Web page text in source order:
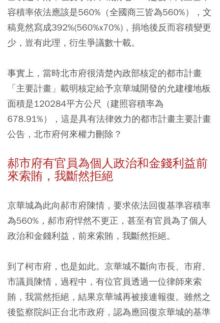
容積率依法應該是560%（全國商三皆為560%），文
稿竟然寫成392%(560%x70%)，捐地後反而容積變更
少，豈有此理，衍生爭議數十載。
事實上，當時北市府很清楚內政部核定的都市計畫
「主要計畫」載明核定給予京華城開發的允建樓地板
面積是120284平方公尺（建照容積率為
678.91%），這是具有法律效力的都市計畫主要計畫
公告，北市府何來權力刪除？
郝市府有官員為個人政治和金錢利益前
來索賄，我斷然拒絕
京華城為此向郝市府陳情，要求依法回復基準容積率
為560%，郝市府悍然不更正，甚至有官員為了個人
政治和金錢利益，前來索賄，我斷然拒絕。
到了柯市府，也是如此。京華城不斷向市長、市府、
市議員陳情，過程中，有位官員透過一位律師來索
賄，我當然拒絕，結果京華城再被接連報復。雖然之
後監察院糾正台北市政府，認為應回復京華城的基準